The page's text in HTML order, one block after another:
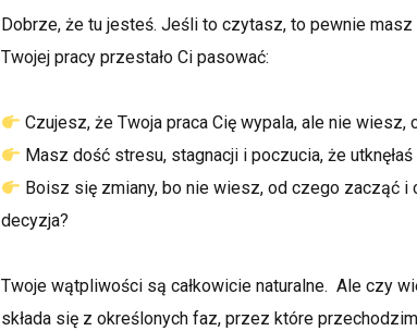
Dobrze, że tu jesteś. Jeśli to czytasz, to pewnie
Twojej pracy przestało Ci pasować:
Czujesz, że Twoja praca Cię wypala, ale nie wiesz,
Masz dość stresu, stagnacji i poczucia, że
Boisz się zmiany, bo nie wiesz, od czego zacząć i
decyzja?
Twoje wątpliwości są całkowicie naturalne. Ale czy
składa się z określonych faz, przez które